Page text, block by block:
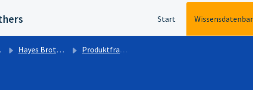
Start
Hayes Brothers Deutschland Produktfragen